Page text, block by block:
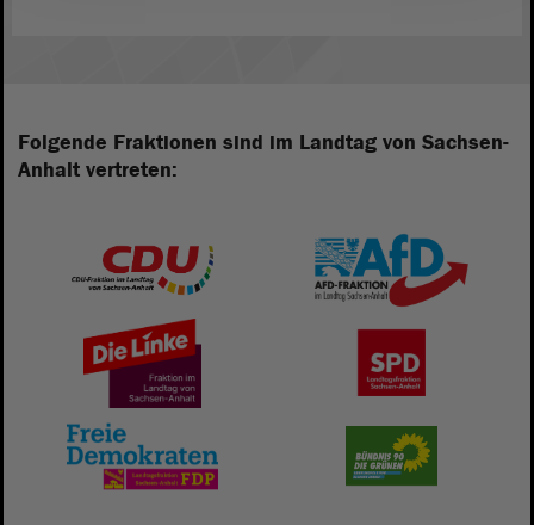
Folgende Fraktionen sind im Landtag von Sachsen-
Anhalt vertreten: